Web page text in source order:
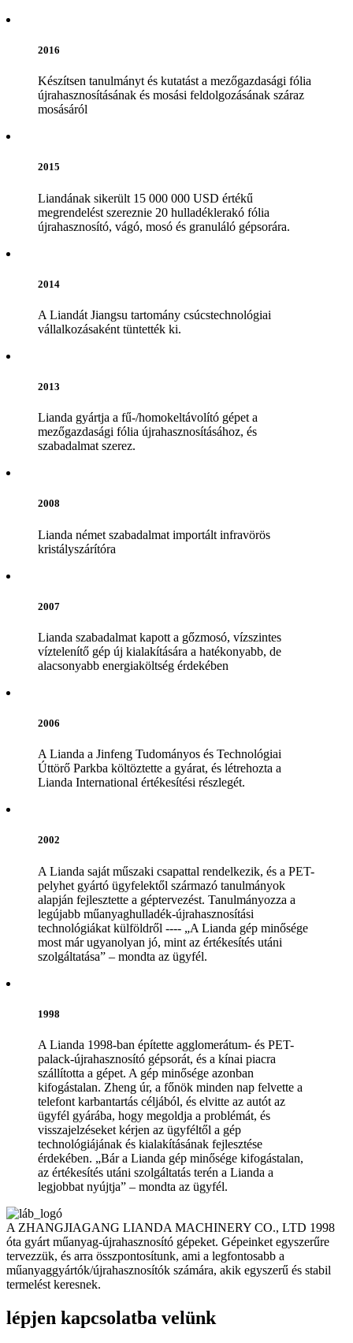
2016
Készítsen tanulmányt és kutatást a mezőgazdasági fólia
újrahasznosításának és mosási feldolgozásának száraz
mosásáról
2015
Liandának sikerült 15 000 000 USD értékű
megrendelést szereznie 20 hulladéklerakó fólia
újrahasznosító, vágó, mosó és granuláló gépsorára.
2014
A Liandát Jiangsu tartomány csúcstechnológiai
vállalkozásaként tüntették ki.
2013
Lianda gyártja a fű-/homokeltávolító gépet a
mezőgazdasági fólia újrahasznosításához, és
szabadalmat szerez.
2008
Lianda német szabadalmat importált infravörös
kristályszárítóra
2007
Lianda szabadalmat kapott a gőzmosó, vízszintes
víztelenítő gép új kialakítására a hatékonyabb, de
alacsonyabb energiaköltség érdekében
2006
A Lianda a Jinfeng Tudományos és Technológiai
Úttörő Parkba költöztette a gyárat, és létrehozta a
Lianda International értékesítési részlegét.
2002
A Lianda saját műszaki csapattal rendelkezik, és a PET-
pelyhet gyártó ügyfelektől származó tanulmányok
alapján fejlesztette a géptervezést. Tanulmányozza a
legújabb műanyaghulladék-újrahasznosítási
technológiákat külföldről ---- „A Lianda gép minősége
most már ugyanolyan jó, mint az értékesítés utáni
szolgáltatása” – mondta az ügyfél.
1998
A Lianda 1998-ban építette agglomerátum- és PET-
palack-újrahasznosító gépsorát, és a kínai piacra
szállította a gépet. A gép minősége azonban
kifogástalan. Zheng úr, a főnök minden nap felvette a
telefont karbantartás céljából, és elvitte az autót az
ügyfél gyárába, hogy megoldja a problémát, és
visszajelzéseket kérjen az ügyféltől a gép
technológiájának és kialakításának fejlesztése
érdekében. „Bár a Lianda gép minősége kifogástalan,
az értékesítés utáni szolgáltatás terén a Lianda a
legjobbat nyújtja” – mondta az ügyfél.
A ZHANGJIAGANG LIANDA MACHINERY CO., LTD 1998
óta gyárt műanyag-újrahasznosító gépeket. Gépeinket egyszerűre
tervezzük, és arra összpontosítunk, ami a legfontosabb a
műanyaggyártók/újrahasznosítók számára, akik egyszerű és stabil
termelést keresnek.
lépjen kapcsolatba velünk